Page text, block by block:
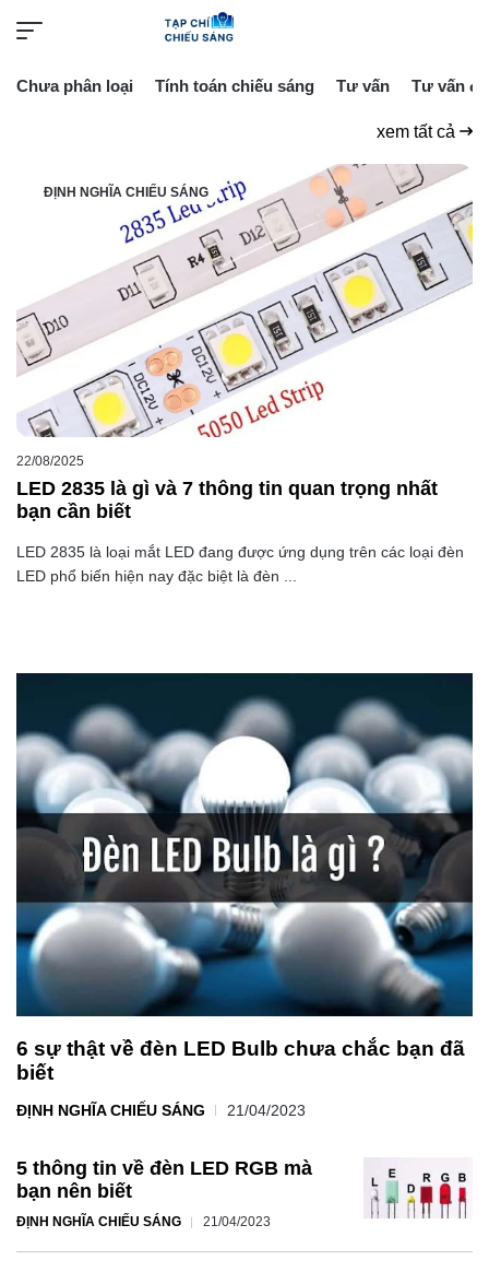
Chưa phân loại Tính toán chiếu sáng Tư vấn Tư vấn
xem tất cả
ĐỊNH NGHĨA CHIẾU SÁNG
22/08/2025
LED 2835 là gì và 7 thông tin quan trọng nhất
bạn cần biết
LED 2835 là loại mắt LED đang được ứng dụng trên các loại đèn
LED phổ biến hiện nay đặc biệt là đèn ...
6 sự thật về đèn LED Bulb chưa chắc bạn đã
biết
ĐỊNH NGHĨA CHIẾU SÁNG 21/04/2023
5 thông tin về đèn LED RGB mà
bạn nên biết
ĐỊNH NGHĨA CHIẾU SÁNG 21/04/2023